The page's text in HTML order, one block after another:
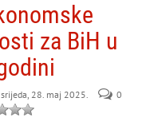
za BiH u
28. maj 2025.
0